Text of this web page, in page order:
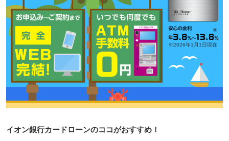
※2026年1月1日現在
イオン銀行カードローンのココがおすすめ！